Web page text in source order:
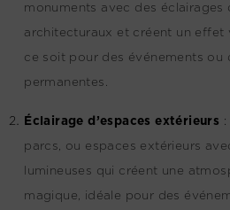
monuments avec des éclairages
architecturaux et créent un effet
ce soit pour des événements ou
permanentes.
Éclairage d’espaces extérieurs :
parcs, ou espaces extérieurs
lumineuses qui créent une
magique, idéale pour des